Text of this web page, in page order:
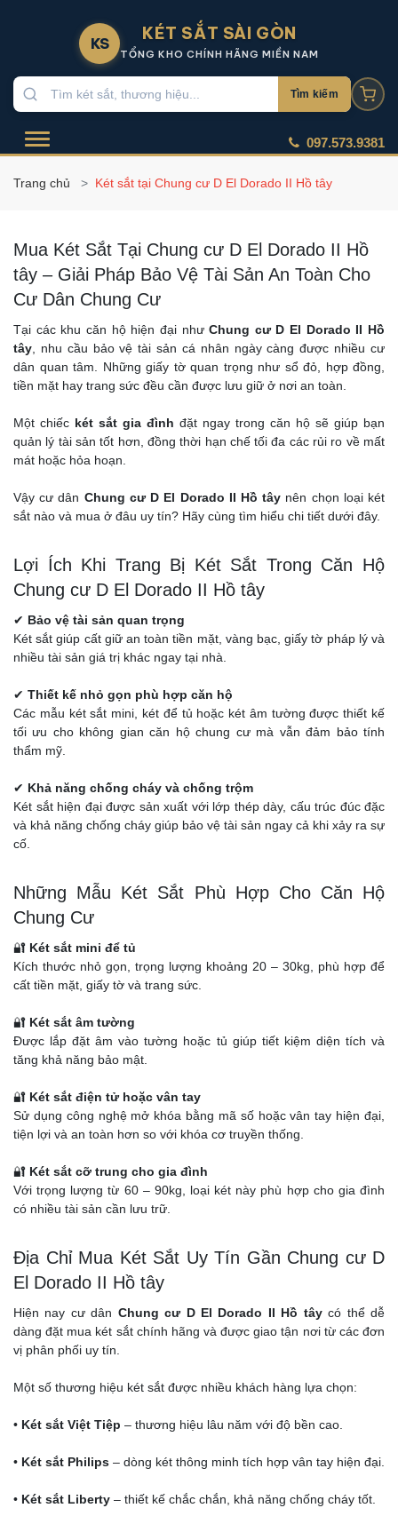
KS KÉT SẮT SÀI GÒN
TỔNG KHO CHÍNH HÃNG MIỀN NAM
Tìm kiếm
097.573.9381
Trang chủ Két sắt tại Chung cư D El Dorado II Hồ tây
Mua Két Sắt Tại Chung cư D El Dorado II Hồ
tây – Giải Pháp Bảo Vệ Tài Sản An Toàn Cho
Cư Dân Chung Cư
Tại các khu căn hộ hiện đại nhưChung cư D El Dorado II Hồ
tây , nhu cầu bảo vệ tài sản cá nhân ngày càng được nhiều cư
dân quan tâm. Những giấy tờ quan trọng như sổ đỏ, hợp đồng,
tiền mặt hay trang sức đều cần được lưu giữ ở nơi an toàn.
Một chiếc két sắt gia đình đặt ngay trong căn hộ sẽ giúp bạn
quản lý tài sản tốt hơn, đồng thời hạn chế tối đa các rủi ro về mất
mát hoặc hỏa hoạn.
Vậy cư dân Chung cư D El Dorado II Hồ tây nên chọn loại két
sắt nào và mua ở đâu uy tín? Hãy cùng tìm hiểu chi tiết dưới đây.
Lợi Ích Khi Trang Bị Két Sắt Trong Căn Hộ
Chung cư D El Dorado II Hồ tây
✔ Bảo vệ tài sản quan trọng
Két sắt giúp cất giữ an toàn tiền mặt, vàng bạc, giấy tờ pháp lý và
nhiều tài sản giá trị khác ngay tại nhà.
✔ Thiết kế nhỏ gọn phù hợp căn hộ
Các mẫu két sắt mini, két để tủ hoặc két âm tường được thiết kế
tối ưu cho không gian căn hộ chung cư mà vẫn đảm bảo tính
thẩm mỹ.
✔ Khả năng chống cháy và chống trộm
Két sắt hiện đại được sản xuất với lớp thép dày, cấu trúc đúc đặc
và khả năng chống cháy giúp bảo vệ tài sản ngay cả khi xảy ra sự
cố.
Những Mẫu Két Sắt Phù Hợp Cho Căn Hộ
Chung Cư
🔐 Két sắt mini để tủ
Kích thước nhỏ gọn, trọng lượng khoảng 20 – 30kg, phù hợp để
cất tiền mặt, giấy tờ và trang sức.
🔐 Két sắt âm tường
Được lắp đặt âm vào tường hoặc tủ giúp tiết kiệm diện tích và
tăng khả năng bảo mật.
🔐 Két sắt điện tử hoặc vân tay
Sử dụng công nghệ mở khóa bằng mã số hoặc vân tay hiện đại,
tiện lợi và an toàn hơn so với khóa cơ truyền thống.
🔐 Két sắt cỡ trung cho gia đình
Với trọng lượng từ 60 – 90kg, loại két này phù hợp cho gia đình
có nhiều tài sản cần lưu trữ.
Địa Chỉ Mua Két Sắt Uy Tín Gần Chung cư D
El Dorado II Hồ tây
Hiện nay cư dân Chung cư D El Dorado II Hồ tâycó thể dễ
dàng đặt mua két sắt chính hãng và được giao tận nơi từ các đơn
vị phân phối uy tín.
Một số thương hiệu két sắt được nhiều khách hàng lựa chọn:
• Két sắt Việt Tiệp – thương hiệu lâu năm với độ bền cao.
• Két sắt Philips – dòng két thông minh tích hợp vân tay hiện đại.
• Két sắt Liberty – thiết kế chắc chắn, khả năng chống cháy tốt.